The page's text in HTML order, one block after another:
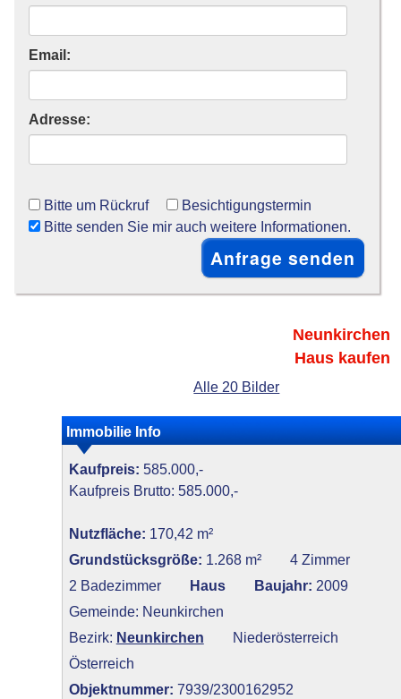
Email:
Adresse:
Bitte um Rückruf
Besichtigungstermin
Bitte senden Sie mir auch weitere Informationen.
Neunkirchen
Haus kaufen
Alle 20 Bilder
Immobilie Info
Kaufpreis: 585.000,-
Kaufpreis Brutto: 585.000,-
Nutzfläche: 170,42 m²
Grundstücksgröße: 1.268 m²
4 Zimmer
2 Badezimmer
Haus Baujahr: 2009
Gemeinde: Neunkirchen
Bezirk: Neunkirchen
Niederösterreich
Österreich
Objektnummer: 7939/2300162952